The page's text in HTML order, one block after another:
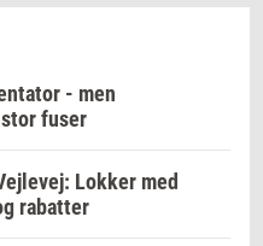
- men
fuser
Lokker med
rabatter